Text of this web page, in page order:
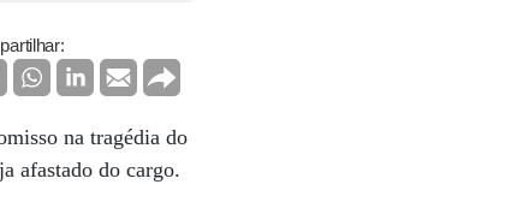
na tragédia do
afastado do cargo.